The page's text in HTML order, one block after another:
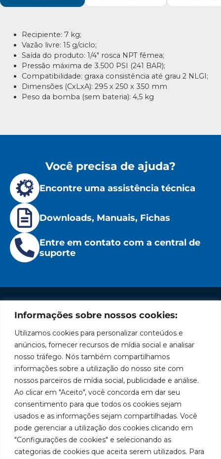
Informações sobre nossos cookies:
Utilizamos cookies para personalizar conteúdos e
anúncios, fornecer recursos de mídia social e analisar
nosso tráfego. Nós também compartilhamos
informações sobre a utilização do nosso site com
nossos parceiros de mídia social, publicidade e análise.
Ao clicar em "Aceito", você concorda em dar seu
consentimento para que todos os cookies sejam
usados e as informações sejam compartilhadas. Você
pode gerenciar a utilização dos cookies clicando em
"Configurações de cookies" e selecionando as
categorias de cookies que aceita serem utilizados. Para
Recipiente: 7 kg;
Vazão livre: 15 g/ciclo;
Saída do produto: 1/4″ rosca NPT fêmea;
Pressão máxima de 3.500 PSI (241 BAR);
Compatibilidade: graxa consistência até grau 2 NLGI;
Dimensões (CxLxA): 295 x 250 x 350 mm
Peso da bomba (sem bateria): 4,5 kg
Você precisa de ajuda?
Encontre uma assistência técnica
Downloads, Manuais, Fichas
Entre em contato com a central de
suporte
Marca
líder
em
fabricação
de
equipamentos
para
lubrificação
e
Políticas
Privacidade
Políticas
de
Cookies
Institucional
A Bozza
Produtos
Soluções
Assistências
Técnicas
Seja um
representante
Trabalhe
Conosco
Localização
Rua
Tiradentes,
931 – Anexo
Franchini,
50/96
Bairro: Santa
Terezinha
Fale
Conosco
SAC: 0800
019 5050
Redes
Facebook
LinkedIn
Instagram